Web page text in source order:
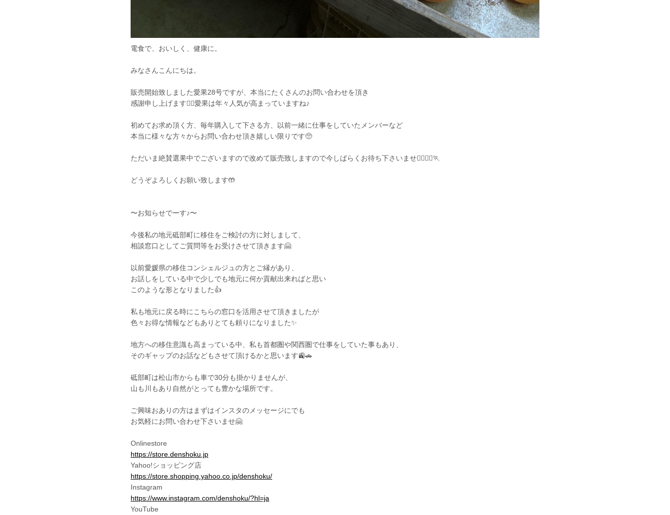
電食で、おいしく、健康に。
みなさんこんにちは。
販売開始致しました愛果28号ですが、本当にたくさんのお問い合わせを頂き
感謝申し上げます🙇‍♂️愛果は年々人気が高まっていますね♪
初めてお求め頂く方、毎年購入して下さる方、以前一緒に仕事をしていたメンバーなど
本当に様々な方々からお問い合わせ頂き嬉しい限りです🥺
ただいま絶賛選果中でございますので改めて販売致しますので今しばらくお待ち下さいませ🏃‍♀️🏃‍♂️🏃
どうぞよろしくお願い致します🤲
〜お知らせでーす♪〜
今後私の地元砥部町に移住をご検討の方に対しまして、
相談窓口としてご質問等をお受けさせて頂きます🤗
以前愛媛県の移住コンシェルジュの方とご縁があり、
お話しをしている中で少しでも地元に何か貢献出来ればと思い
このような形となりました👍
私も地元に戻る時にこちらの窓口を活用させて頂きましたが
色々お得な情報などもありとても頼りになりました✨
地方への移住意識も高まっている中、私も首都圏や関西圏で仕事をしていた事もあり、
そのギャップのお話などもさせて頂けるかと思います🚉🚗
砥部町は松山市からも車で30分も掛かりませんが、
山も川もあり自然がとっても豊かな場所です。
ご興味おありの方はまずはインスタのメッセージにでも
お気軽にお問い合わせ下さいませ🤗
Onlinestore
https://store.denshoku.jp
Yahoo!ショッピング店
https://store.shopping.yahoo.co.jp/denshoku/
Instagram
https://www.instagram.com/denshoku/?hl=ja
YouTube